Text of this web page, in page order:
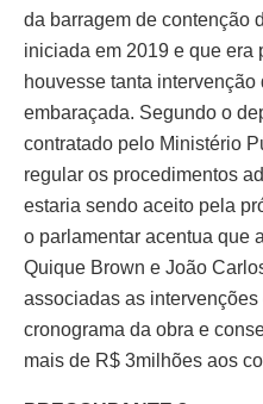
da barragem de contenção
iniciada em 2019 e que era
houvesse tanta
embaraçada. Segundo o
contratado pelo Ministério
regular os procedimentos
estaria sendo aceito pela
o parlamentar acentua que
Quique Brown e João
associadas as
cronograma da obra e
mais de R$ 3milhões aos